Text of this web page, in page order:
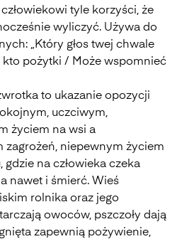
tyle korzyści, że
wyliczyć. Używa do
„Który głos twej chwale
kto pożytki / Może wspomnieć
to ukazanie opozycji
uczciwym,
życiem na wsi a
zagrożeń, niepewnym życiem
na człowieka czeka
nawet i śmierć. Wieś
rolnika oraz jego
owoców, pszczoły dają
zapewnią pożywienie,